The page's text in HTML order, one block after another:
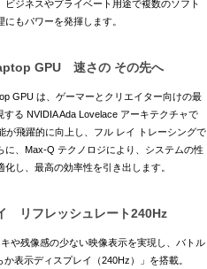
ジネスやプライベート用途で複数のソフト
もパワーを発揮します。
GPU 速さの その先へ
GPU は、ゲーマーとクリエイター向けの最
る NVIDIA Ada Lovelace アーキテクチャで
が飛躍的に向上し、フル レイ トレーシングで
に、Max-Q テクノロジにより、システムの性
し、最高の効率性を引き出します。
リフレッシュレート240Hz
や残像感の少ない映像表示を実現し、バトル
表示ディスプレイ（240Hz）」を搭載。